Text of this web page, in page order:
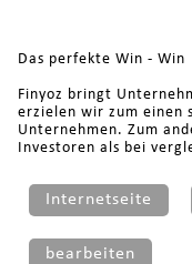
Das perfekte Win - Win
Finyoz bringt
erzielen wir zum
Unternehmen. Zum
Investoren als bei
Internetseite
bearbeiten